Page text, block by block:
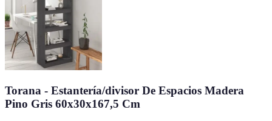
Torana - Estantería/divisor De Espacios Madera
Pino Gris 60x30x167,5 Cm